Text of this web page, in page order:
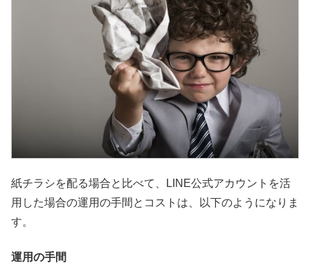
紙チラシを配る場合と比べて、LINE公式アカウントを活
用した場合の運用の手間とコストは、以下のようになりま
す。
運用の手間